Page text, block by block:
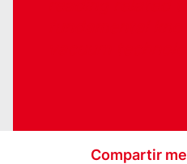
Compartir